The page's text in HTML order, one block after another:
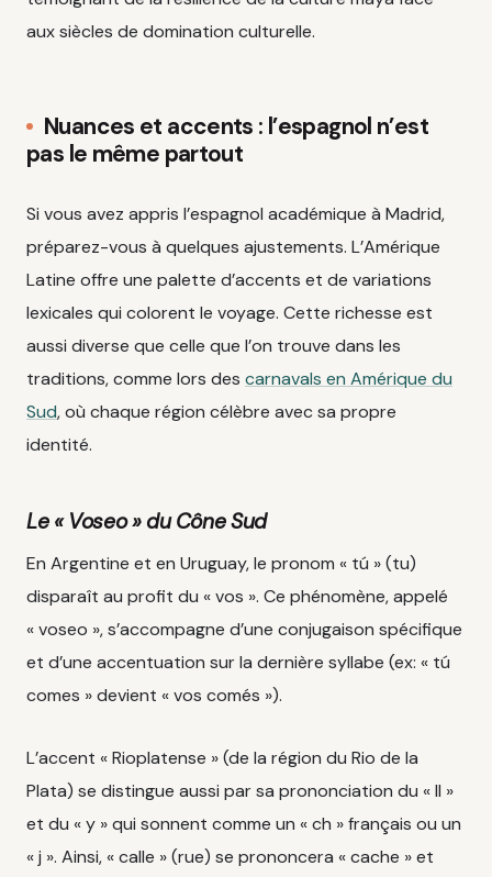
aux siècles de domination culturelle.
Nuances et accents : l’espagnol n’est
pas le même partout
Si vous avez appris l’espagnol académique à Madrid,
préparez-vous à quelques ajustements. L’Amérique
Latine offre une palette d’accents et de variations
lexicales qui colorent le voyage. Cette richesse est
aussi diverse que celle que l’on trouve dans les
traditions, comme lors des carnavals en Amérique du
Sud, où chaque région célèbre avec sa propre
identité.
Le « Voseo » du Cône Sud
En Argentine et en Uruguay, le pronom « tú » (tu)
disparaît au profit du « vos ». Ce phénomène, appelé
« voseo », s’accompagne d’une conjugaison spécifique
et d’une accentuation sur la dernière syllabe (ex: « tú
comes » devient « vos comés »).
L’accent « Rioplatense » (de la région du Rio de la
Plata) se distingue aussi par sa prononciation du « ll »
et du « y » qui sonnent comme un « ch » français ou un
« j ». Ainsi, « calle » (rue) se prononcera « cache » et